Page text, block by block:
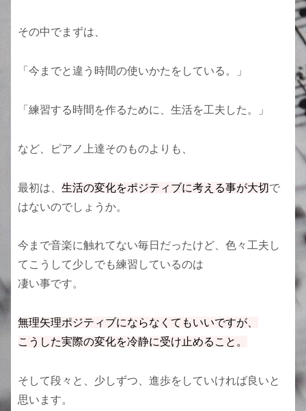
その中でまずは、
「今までと違う時間の使いかたをしている。」
「練習する時間を作るために、生活を工夫した。」
など、ピアノ上達そのものよりも、
最初は、 生活の変化をポジティブに考える事が大切で
はないのでしょうか。
今まで音楽に触れてない毎日だったけど、色々工夫し
てこうして少しでも練習しているのは
凄い事です。
無理矢理ポジティブにならなくてもいいですが、
こうした実際の変化を冷静に受け止めること。
そして段々と、少しずつ、進歩をしていければ良いと
思います。